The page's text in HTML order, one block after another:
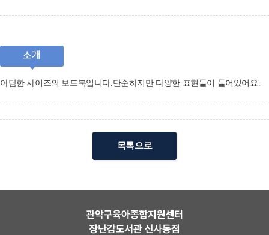
소개
아담한 사이즈의 보드북입니다.단순하지만 다양한 표현들이 들어있어요.
목록으로